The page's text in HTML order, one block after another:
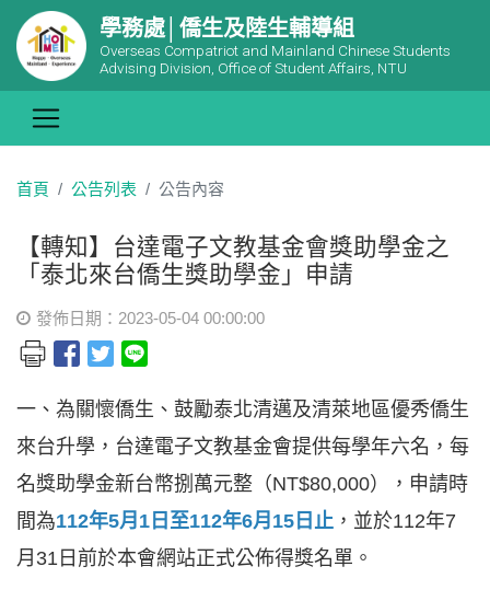
學務處│僑生及陸生輔導組
Overseas Compatriot and Mainland Chinese Students
Advising Division, Office of Student Affairs, NTU
首頁 公告列表 公告內容
【轉知】台達電子文教基金會獎助學金之
「泰北來台僑生獎助學金」申請
發佈日期：2023-05-04 00:00:00
一、為關懷僑生、鼓勵泰北清邁及清萊地區優秀僑生
來台升學， 台達電子文教基金會提供每學年六名，每
名獎助學金新台幣捌萬元整（NT$80,000），申請時
間為112年5月1日至112年6月15日止 ，並於112年7
月31日前於本會網站正式公佈得獎名單。